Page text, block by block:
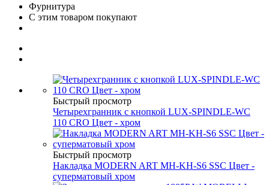
Фурнитура
С этим товаром покупают
Быстрый просмотр
Четырехгранник с кнопкой LUX-SPINDLE-WC
110 CRO Цвет - хром
Быстрый просмотр
Накладка MODERN ART MH-KH-S6 SSC Цвет -
суперматовый хром